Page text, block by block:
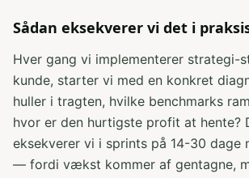
Sådan eksekverer vi det i
Hver gang vi implementerer strategi-
kunde, starter vi med en konkret
huller i tragten, hvilke benchmarks
hvor er den hurtigste profit at hente?
eksekverer vi i sprints på 14-30 dage
— fordi vækst kommer af gentagne,